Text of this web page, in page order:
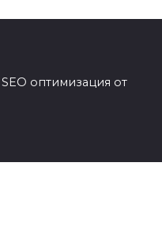
оптимизация от